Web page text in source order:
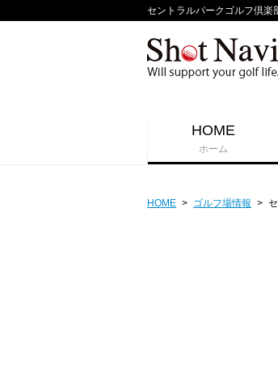
セントラルパークゴルフ倶楽
HOME
ホーム
HOME > ゴルフ場情報 >